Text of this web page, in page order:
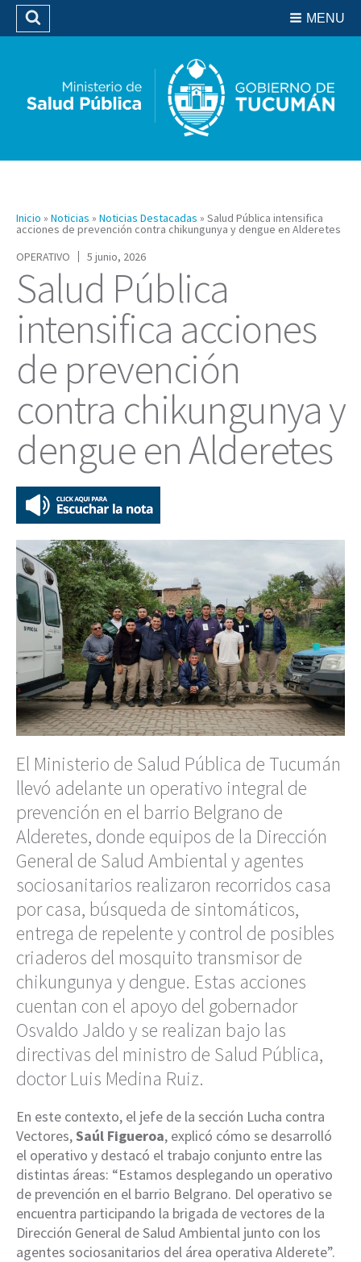
Biblioteca
MENU
Buscar
Inicio » Noticias » Noticias Destacadas » Salud Pública intensifica
acciones de prevención contra chikungunya y dengue en Alderetes
OPERATIVO
5 junio, 2026
Salud Pública
intensifica acciones
de prevención
contra chikungunya y
dengue en Alderetes
El Ministerio de Salud Pública de Tucumán
llevó adelante un operativo integral de
prevención en el barrio Belgrano de
Alderetes, donde equipos de la Dirección
General de Salud Ambiental y agentes
sociosanitarios realizaron recorridos casa
por casa, búsqueda de sintomáticos,
entrega de repelente y control de posibles
criaderos del mosquito transmisor de
chikungunya y dengue. Estas acciones
cuentan con el apoyo del gobernador
Osvaldo Jaldo y se realizan bajo las
directivas del ministro de Salud Pública,
doctor Luis Medina Ruiz.
En este contexto, el jefe de la sección Lucha contra
Vectores,Saúl Figueroa, explicó cómo se desarrolló
el operativo y destacó el trabajo conjunto entre las
distintas áreas: “Estamos desplegando un operativo
de prevención en el barrio Belgrano. Del operativo se
encuentra participando la brigada de vectores de la
Dirección General de Salud Ambiental junto con los
agentes sociosanitarios del área operativa Alderete”.